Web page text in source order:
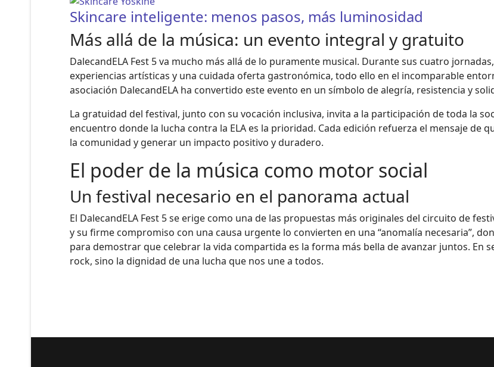
Skincare inteligente: menos pasos, más luminosidad
Más allá de la música: un evento integral y gratuito
DalecandELA Fest 5 va mucho más allá de lo puramente musical. Durante sus cuatro
experiencias artísticas y una cuidada oferta gastronómica, todo ello en el incomparable
asociación DalecandELA ha convertido este evento en un símbolo de alegría, resistencia y
La gratuidad del festival, junto con su vocación inclusiva, invita a la participación de toda la
encuentro donde la lucha contra la ELA es la prioridad. Cada edición refuerza el mensaje de
la comunidad y generar un impacto positivo y duradero.
El poder de la música como motor social
Un festival necesario en el panorama actual
El DalecandELA Fest 5 se erige como una de las propuestas más originales del circuito de
y su firme compromiso con una causa urgente lo convierten en una “anomalía necesaria”,
para demostrar que celebrar la vida compartida es la forma más bella de avanzar juntos. En
rock, sino la dignidad de una lucha que nos une a todos.